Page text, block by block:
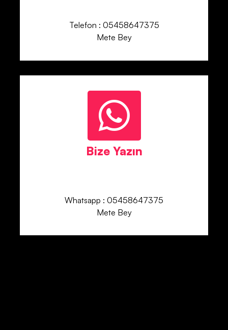
Telefon : 05458647375
Mete Bey
Bize Yazın
Whatsapp : 05458647375
Mete Bey